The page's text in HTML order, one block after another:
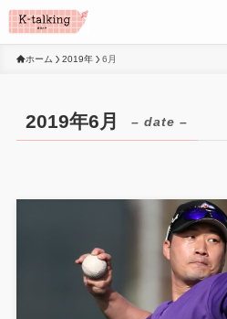
ホーム 2019年 6月
2019年6月 – date –